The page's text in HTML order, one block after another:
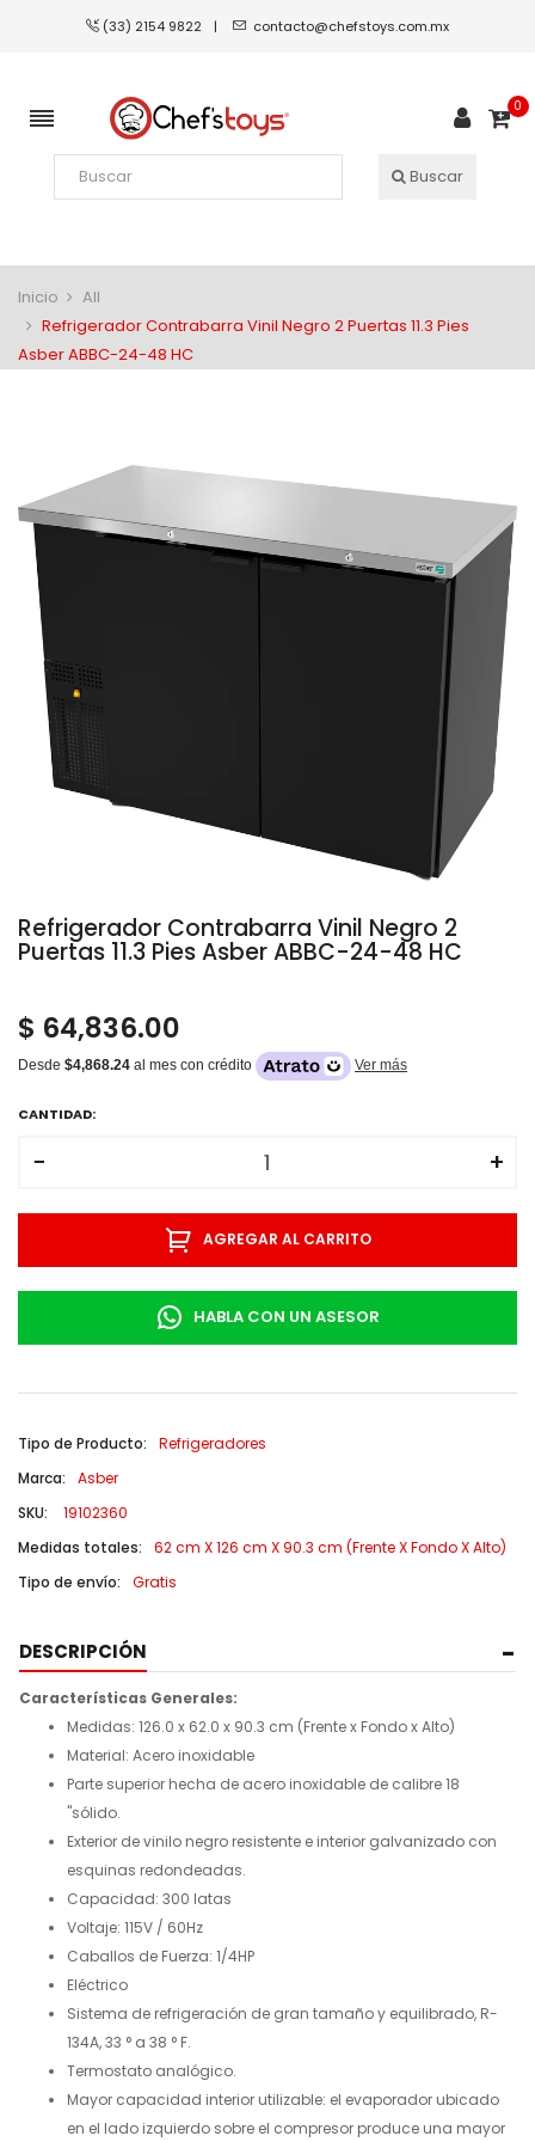
(33) 2154 9822 | contacto@chefstoys.com.mx
0
Buscar
Inicio
All
Refrigerador Contrabarra Vinil Negro 2 Puertas 11.3 Pies
Asber ABBC-24-48 HC
Refrigerador Contrabarra Vinil Negro 2
Puertas 11.3 Pies Asber ABBC-24-48 HC
$ 64,836.00
Desde $4,868.24 al mes con crédito Ver más
CANTIDAD:
− +
AGREGAR AL CARRITO
HABLA CON UN ASESOR
Tipo de Producto:
Refrigeradores
Marca:
Asber
SKU:
19102360
Medidas totales:
62 cm X 126 cm X 90.3 cm (Frente X Fondo X Alto)
Tipo de envío:
Gratis
DESCRIPCIÓN
Características Generales:
Medidas: 126.0 x 62.0 x 90.3 cm (Frente x Fondo x Alto)
Material: Acero inoxidable
Parte superior hecha de acero inoxidable de calibre 18
"sólido.
Exterior de vinilo negro resistente e interior galvanizado con
esquinas redondeadas.
Capacidad: 300 latas
Voltaje: 115V / 60Hz
Caballos de Fuerza: 1/4HP
Eléctrico
Sistema de refrigeración de gran tamaño y equilibrado, R-
134A, 33 ° a 38 ° F.
Termostato analógico.
Mayor capacidad interior utilizable: el evaporador ubicado
en el lado izquierdo sobre el compresor produce una mayor